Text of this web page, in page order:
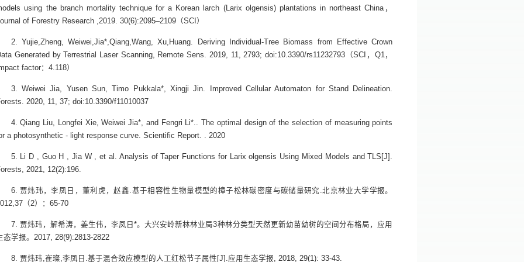
using the branch mortality technique for a Korean larch (Larix olgensis) plantations in northeast China，
of Forestry Research ,2019. 30(6):2095–2109（SCI）
2. Yujie,Zheng, Weiwei,Jia*,Qiang,Wang, Xu,Huang. Deriving Individual-Tree Biomass from Effective Crown
Generated by Terrestrial Laser Scanning, Remote Sens. 2019, 11, 2793; doi:10.3390/rs11232793（SCI，Q1，
factor：4.118）
3. Weiwei Jia, Yusen Sun, Timo Pukkala*, Xingji Jin. Improved Cellular Automaton for Stand Delineation.
2020, 11, 37; doi:10.3390/f11010037
4. Qiang Liu, Longfei Xie, Weiwei Jia*, and Fengri Li*.. The optimal design of the selection of measuring points
a photosynthetic - light response curve. Scientific Report. . 2020
5. Li D , Guo H , Jia W , et al. Analysis of Taper Functions for Larix olgensis Using Mixed Models and TLS[J].
2021, 12(2):196.
6. 贾炜玮，李凤日，董利虎，赵鑫.基于相容性生物量模型的樟子松林碳密度与碳储量研究.北京林业大学学报。
（2）：65-70
7. 贾炜玮，解希涛，姜生伟，李凤日*。大兴安岭新林林业局3种林分类型天然更新幼苗幼树的空间分布格局，应用
态学报。2017, 28(9):2813-2822
8. 贾炜玮,崔璨,李凤日.基于混合效应模型的人工红松节子属性[J].应用生态学报, 2018, 29(1): 33-43.